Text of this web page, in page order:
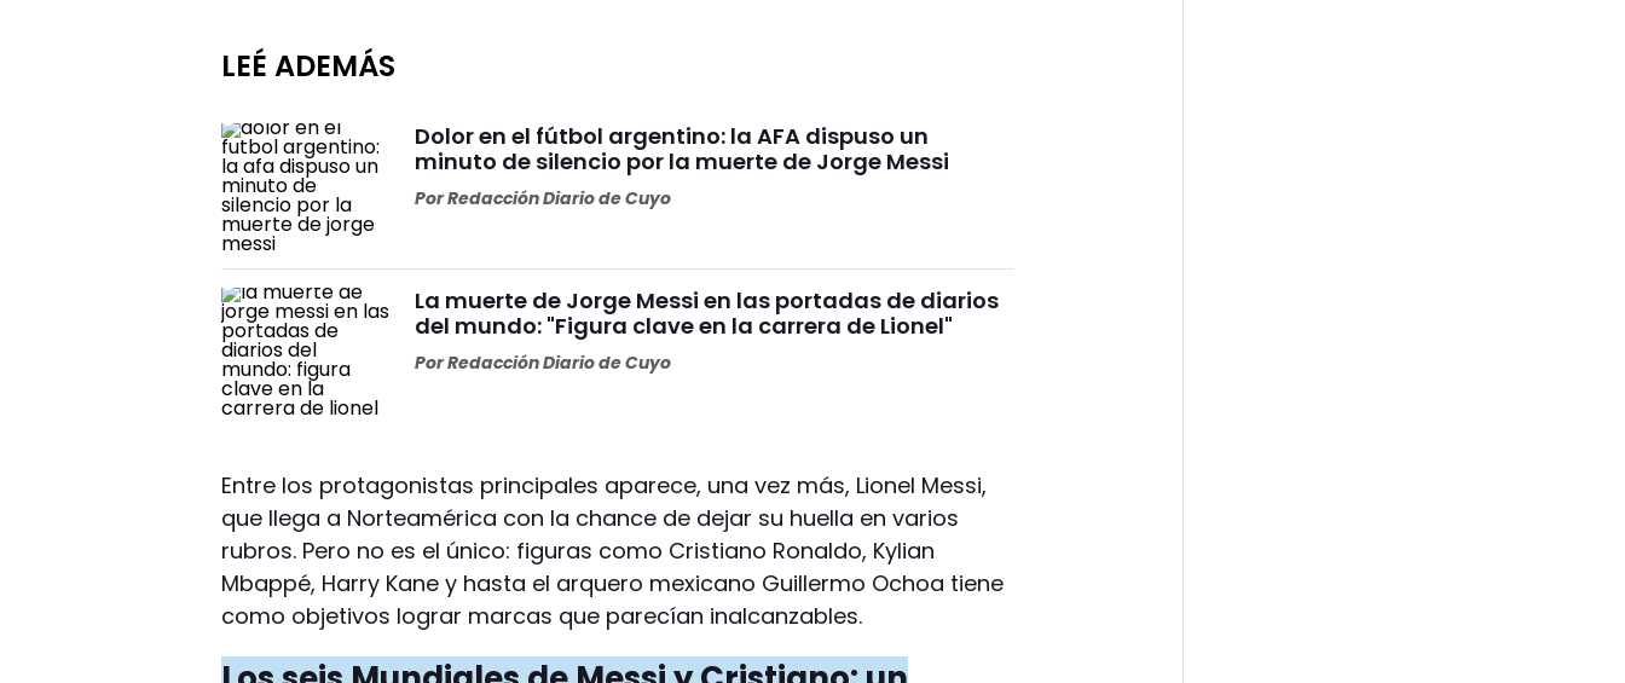
LEÉ ADEMÁS
Dolor en el fútbol argentino: la AFA dispuso un
minuto de silencio por la muerte de Jorge Messi
PorRedacción Diario de Cuyo
La muerte de Jorge Messi en las portadas de diarios
del mundo: "Figura clave en la carrera de Lionel"
PorRedacción Diario de Cuyo
Entre los protagonistas principales aparece, una vez más, Lionel Messi,
que llega a Norteamérica con la chance de dejar su huella en varios
rubros. Pero no es el único: figuras como Cristiano Ronaldo, Kylian
Mbappé, Harry Kane y hasta el arquero mexicano Guillermo Ochoa tiene
como objetivos lograr marcas que parecían inalcanzables.